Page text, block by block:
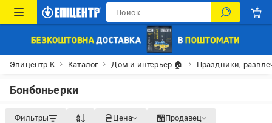
Эпицентр К Каталог Дом и интерьер 🏠 Праздники,
Бонбоньерки
Фильтры Цена Продавец